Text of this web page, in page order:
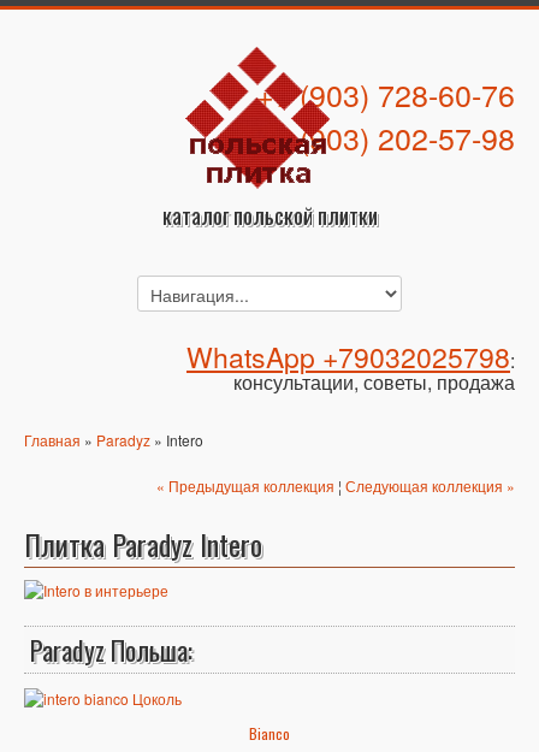
каталог польской плитки
+7 (903) 728-60-76
+7 (903) 202-57-98
WhatsApp +79032025798:
консультации, советы, продажа
Главная » Paradyz » Intero
« Предыдущая коллекция ¦ Следующая коллекция »
Плитка Paradyz Intero
Paradyz Польша:
Bianco